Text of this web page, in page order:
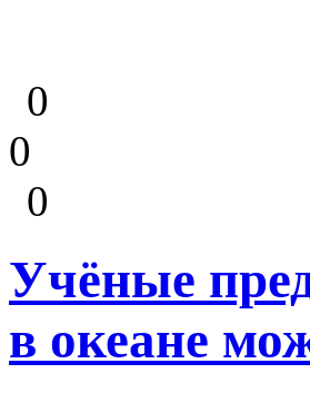
0
0
0
Учёные
в океане